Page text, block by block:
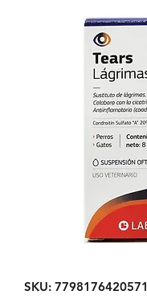
SKU: 7798176420571